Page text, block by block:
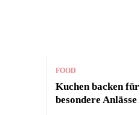
FOOD
Kuchen backen für
besondere Anlässe